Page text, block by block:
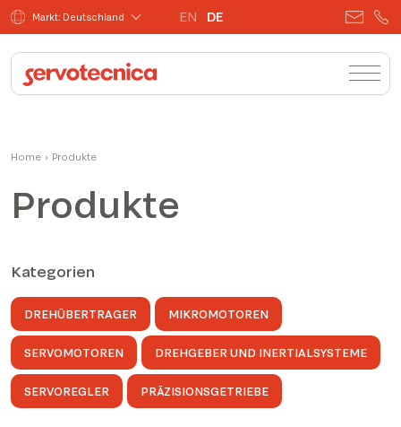
Markt: Deutschland EN DE
Home › Produkte
Produkte
Kategorien
DREHÜBERTRAGER MIKROMOTOREN
SERVOMOTOREN DREHGEBER UND INERTIALSYSTEME
SERVOREGLER PRÄZISIONSGETRIEBE